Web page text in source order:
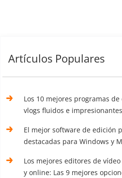
Artículos Populares
Los 10 mejores programas
vlogs fluidos e
El mejor software de edición
destacadas para Windows y
Los mejores editores de
y online: Las 9 mejores